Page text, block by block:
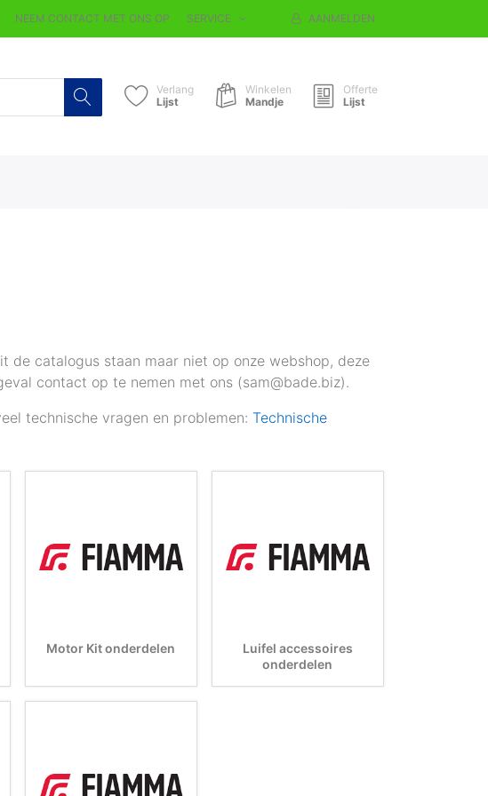
NEEM CONTACT MET ONS OP SERVICE AANMELDEN
Verlang
Lijst
Winkelen
Mandje
Offerte
Lijst
de catalogus staan maar niet op onze webshop, deze
contact op te nemen met ons (sam@bade.biz).
technische vragen en problemen: Technische
Motor Kit onderdelen
Luifel accessoires
onderdelen